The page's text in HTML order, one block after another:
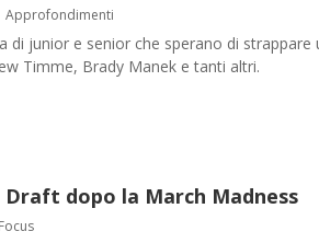
Approfondimenti
di junior e senior che sperano di strappare
Timme, Brady Manek e tanti altri.
Draft dopo la March Madness
Focus